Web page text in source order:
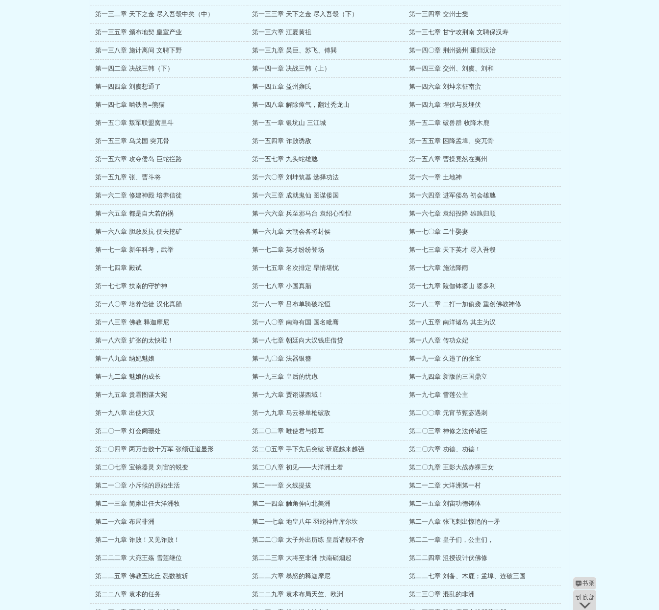
第一三二章 天下之金 尽入吾彀中矣（中） 第一三三章 天下之金 尽入吾彀（下） 第一三四章 交州士燮
第一三五章 颁布地契 皇室产业 第一三六章 江夏黄祖 第一三七章 甘宁攻荆南 文聘保汉寿
第一三八章 施计离间 文聘下野 第一三九章 吴巨、苏飞、傅巽 第一四〇章 荆州扬州 重归汉治
第一四二章 决战三韩（下） 第一四一章 决战三韩（上） 第一四三章 交州、刘虞、刘和
第一四四章 刘虞想通了 第一四五章 益州雍氏 第一四六章 刘坤亲征南蛮
第一四七章 啮铁兽=熊猫 第一四八章 解除瘴气，翻过秃龙山 第一四九章 埋伏与反埋伏
第一五〇章 叛军联盟窝里斗 第一五一章 银坑山 三江城 第一五二章 破兽群 收降木鹿
第一五三章 乌戈国 突兀骨 第一五四章 诈败诱敌 第一五五章 困降孟埠、突兀骨
第一五六章 攻夺倭岛 巨蛇拦路 第一五七章 九头蛇雄虺 第一五八章 曹操竟然在夷州
第一五九章 张、曹斗将 第一六〇章 刘坤筑基 选择功法 第一六一章 土地神
第一六二章 修建神殿 培养信徒 第一六三章 成就鬼仙 图谋倭国 第一六四章 进军倭岛 初会雄虺
第一六五章 都是自大若的祸 第一六六章 兵至邪马台 袁绍心惶惶 第一六七章 袁绍投降 雄虺归顺
第一六八章 胆敢反抗 便去挖矿 第一六九章 大朝会各将封侯 第一七〇章 二牛娶妻
第一七一章 新年科考，武举 第一七二章 英才纷纷登场 第一七三章 天下英才 尽入吾彀
第一七四章 殿试 第一七五章 名次排定 旱情堪忧 第一七六章 施法降雨
第一七七章 扶南的守护神 第一七八章 小国真腊 第一七九章 陵伽钵婆山 婆多利
第一八〇章 培养信徒 汉化真腊 第一八一章 吕布单骑破坨恒 第一八二章 二打一加偷袭 重创佛教神修
第一八三章 佛教 释迦摩尼 第一八〇章 南海有国 国名毗骞 第一八五章 南洋诸岛 其主为汉
第一八六章 扩张的太快啦！ 第一八七章 朝廷向大汉钱庄借贷 第一八八章 传功众妃
第一八九章 纳妃魅娘 第一九〇章 法器银簪 第一九一章 久违了的张宝
第一九二章 魅娘的成长 第一九三章 皇后的忧虑 第一九四章 新版的三国鼎立
第一九五章 贵霜图谋大宛 第一九六章 贾诩谋西域！ 第一九七章 雪莲公主
第一九八章 出使大汉 第一九九章 马云禄单枪破敌 第二〇〇章 元宵节甄宓遇刺
第二〇一章 灯会阑珊处 第二〇二章 唯使君与操耳 第二〇三章 神修之法传诸臣
第二〇四章 两万击败十万军 张颌证道显形 第二〇五章 手下先后突破 班底越来越强 第二〇六章 功德、功德！
第二〇七章 宝镜器灵 刘宙的蜕变 第二〇八章 初见——大洋洲土着 第二〇九章 王影大战赤裸三女
第二一〇章 小斥候的原始生活 第二一一章 火线提拔 第二一二章 大洋洲第一村
第二一三章 简雍出任大洋洲牧 第二一四章 触角伸向北美洲 第二一五章 刘宙功德铸体
第二一六章 布局非洲 第二一七章 地皇八年 羽蛇神库库尔坎 第二一八章 张飞刺出惊艳的一矛
第二一九章 诈败！又见诈败！ 第二二〇章 太子外出历练 皇后诸般不舍 第二二一章 皇子们，公主们，
第二二二章 大宛王殇 雪莲继位 第二二三章 大将至非洲 扶南硝烟起 第二二四章 沮授设计伏佛修
第二二五章 佛教五比丘 悉数被斩 第二二六章 暴怒的释迦摩尼 第二二七章 刘备、木鹿；孟埠、连破三国
第二二八章 袁术的任务 第二二九章 袁术布局天竺、欧洲 第二三〇章 混乱的非洲